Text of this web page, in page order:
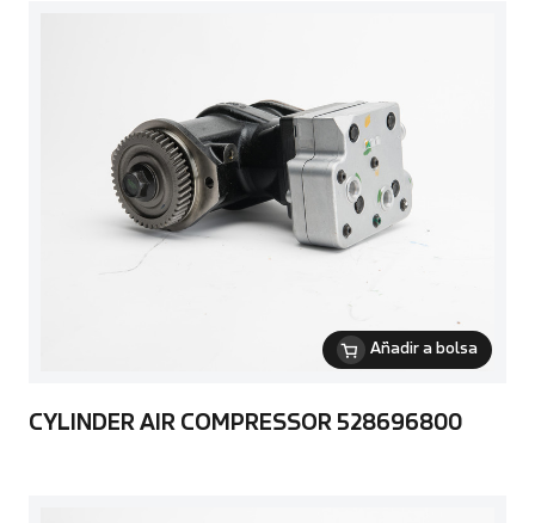
Añadir a bolsa
CYLINDER AIR COMPRESSOR 528696800